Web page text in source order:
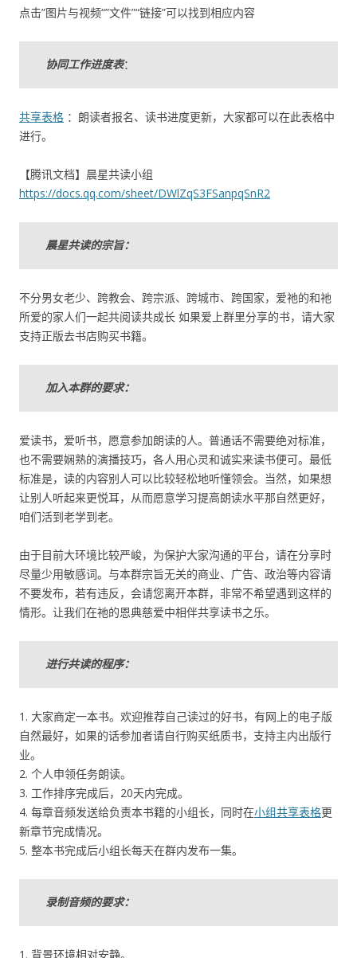
点击”图片与视频“”文件”“链接”可以找到相应内容
协同工作进度表：
共享表格 ：朗读者报名、读书进度更新，大家都可以在此表格中
进行。
【腾讯文档】晨星共读小组
https://docs.qq.com/sheet/DWlZqS3FSanpqSnR2
晨星共读的宗旨：
不分男女老少、跨教会、跨宗派、跨城市、跨国家，爱祂的和祂
所爱的家人们一起共阅读共成长 如果爱上群里分享的书，请大家
支持正版去书店购买书籍。
加入本群的要求：
爱读书，爱听书，愿意参加朗读的人。普通话不需要绝对标准，
也不需要娴熟的演播技巧，各人用心灵和诚实来读书便可。最低
标准是，读的内容别人可以比较轻松地听懂领会。当然，如果想
让别人听起来更悦耳，从而愿意学习提高朗读水平那自然更好，
咱们活到老学到老。
由于目前大环境比较严峻，为保护大家沟通的平台，请在分享时
尽量少用敏感词。与本群宗旨无关的商业、广告、政治等内容请
不要发布，若有违反，会请您离开本群，非常不希望遇到这样的
情形。让我们在祂的恩典慈爱中相伴共享读书之乐。
进行共读的程序：
1. 大家商定一本书。欢迎推荐自己读过的好书，有网上的电子版
自然最好，如果的话参加者请自行购买纸质书，支持主内出版行
业。
2. 个人申领任务朗读。
3. 工作排序完成后，20天内完成。
4. 每章音频发送给负责本书籍的小组长，同时在小组共享表格更
新章节完成情况。
5. 整本书完成后小组长每天在群内发布一集。
录制音频的要求：
1. 背景环境相对安静。